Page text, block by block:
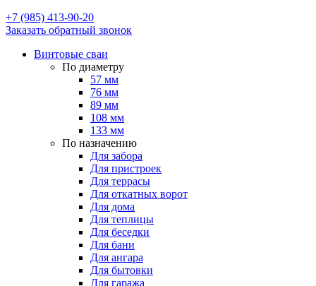
+7 (985) 413-90-20
Заказать обратный звонок
Винтовые сваи
По диаметру
57 мм
76 мм
89 мм
108 мм
133 мм
По назначению
Для забора
Для пристроек
Для террасы
Для откатных ворот
Для дома
Для теплицы
Для беседки
Для бани
Для ангара
Для бытовки
Для гаража